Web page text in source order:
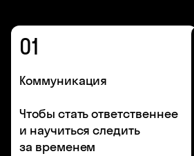
01
Коммуникация
Чтобы стать ответственнее
и научиться следить
за временем